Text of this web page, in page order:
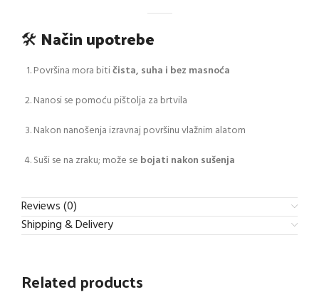
🛠️ Način upotrebe
Površina mora bitičista, suha i bez masnoća
Nanosi se pomoću pištolja za brtvila
Nakon nanošenja izravnaj površinu vlažnim alatom
Suši se na zraku; može se bojati nakon sušenja
Reviews (0)
Shipping & Delivery
Related products